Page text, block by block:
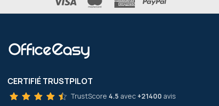
CERTIFIÉ TRUSTPILOT
TrustScore 4.5 avec +21400 avis